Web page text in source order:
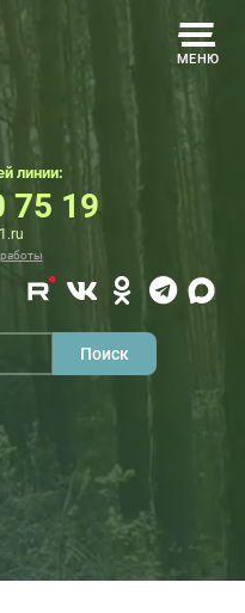
МЕНЮ
линии:
75 19